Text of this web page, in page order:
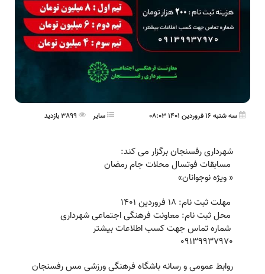
سه شنبه 16 فروردین 1401 08:03 ساير
شهرداری رفسنجان برگزار می کند:
مسابقات فوتسال محلات جام رمضان
« ویژه نوجوانان»
مهلت ثبت نام: ۱۸ فروردین ۱۴۰۱
محل ثبت نام: معاونت فرهنگی اجتماعی شهرداری
شماره تماس جهت کسب اطلاعات بیشتر
٠۹۱۳۹۹۳۷۹۷٠
روابط عمومی و رسانه باشگاه فرهنگی ورزشی مس رفسنجان